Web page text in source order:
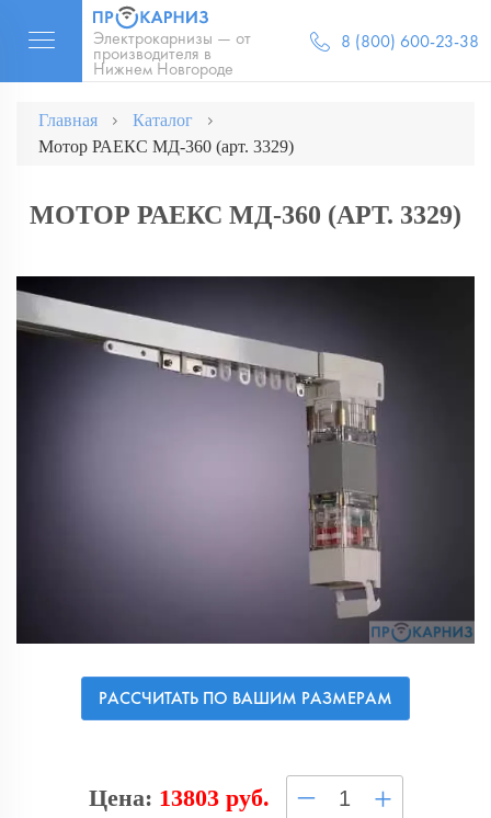
Электрокарнизы — от
производителя в
Нижнем Новгороде
8 (800) 600-23-38
Главная
Каталог
Мотор РАЕКС МД-360 (арт. 3329)
МОТОР РАЕКС МД-360 (АРТ. 3329)
РАССЧИТАТЬ ПО ВАШИМ РАЗМЕРАМ
Цена: 13803 руб. – +